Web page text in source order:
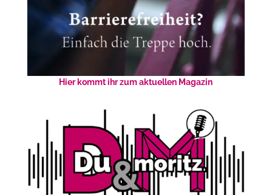
Hier kommt ihr zum aktuellen Magazin